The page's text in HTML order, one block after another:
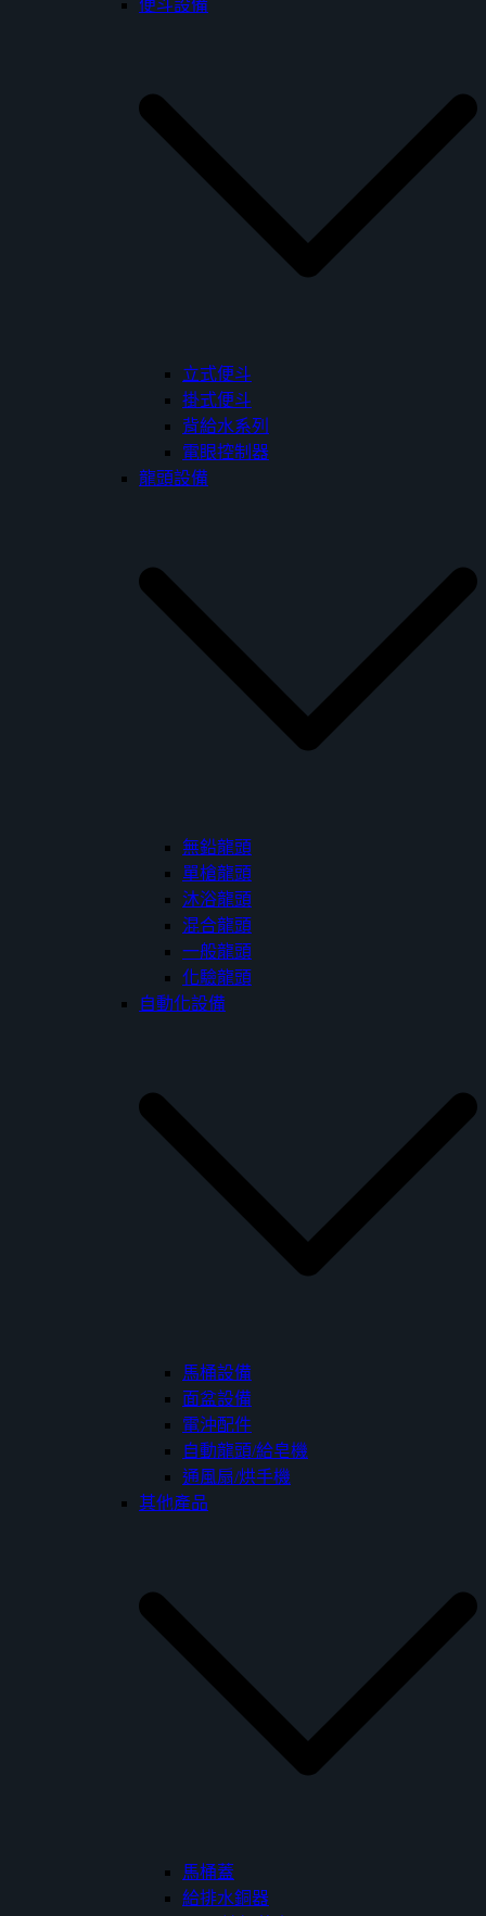
便斗設備
立式便斗
掛式便斗
背給水系列
電眼控制器
龍頭設備
無鉛龍頭
單槍龍頭
沐浴龍頭
混合龍頭
一般龍頭
化驗龍頭
自動化設備
馬桶設備
面盆設備
電沖配件
自動龍頭/給皂機
通風扇/烘手機
其他產品
馬桶蓋
給排水銅器